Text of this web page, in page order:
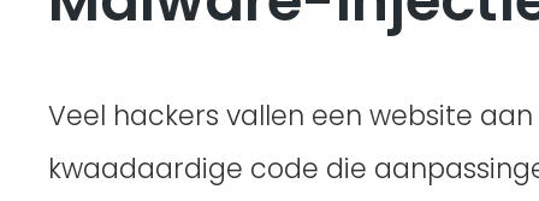
Veel hackers vallen een website
kwaadaardige code die